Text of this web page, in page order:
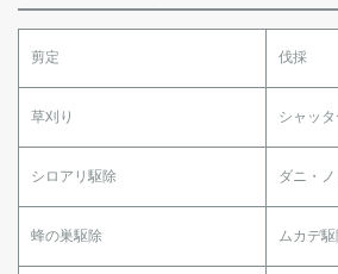
剪定 伐採
草刈り シャッ
シロアリ駆除 ダニ・
蜂の巣駆除 ムカデ駆